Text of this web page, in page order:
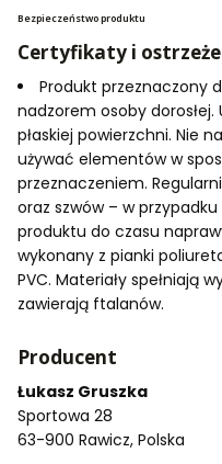
Bezpieczeństwo produktu
Certyfikaty i
Produkt przeznaczony
nadzorem osoby dorosłej.
płaskiej powierzchni. Nie
używać elementów w
przeznaczeniem.
oraz szwów – w
produktu do czasu
wykonany z pianki
PVC. Materiały spełniają
zawierają ftalanów.
Producent
Łukasz Gruszka
Sportowa 28
63-900 Rawicz, Polska